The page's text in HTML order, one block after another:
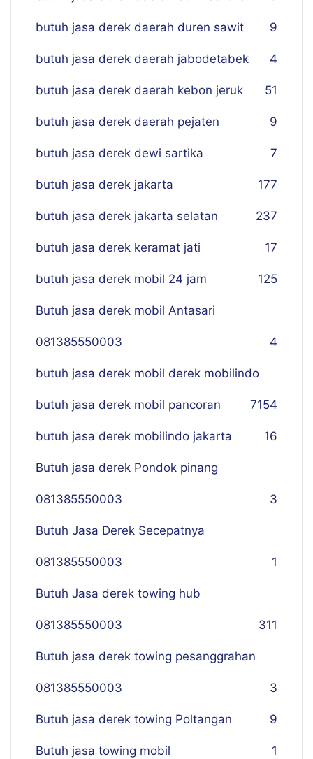
butuh jasa derek daerah duren sawit 9
butuh jasa derek daerah jabodetabek 4
butuh jasa derek daerah kebon jeruk 51
butuh jasa derek daerah pejaten 9
butuh jasa derek dewi sartika 7
butuh jasa derek jakarta 177
butuh jasa derek jakarta selatan 237
butuh jasa derek keramat jati 17
butuh jasa derek mobil 24 jam 125
Butuh jasa derek mobil Antasari
081385550003 4
butuh jasa derek mobil derek mobilindo
154
butuh jasa derek mobil pancoran 7
butuh jasa derek mobilindo jakarta 16
Butuh jasa derek Pondok pinang
081385550003 3
Butuh Jasa Derek Secepatnya
081385550003 1
Butuh Jasa derek towing hub
081385550003 311
Butuh jasa derek towing pesanggrahan
081385550003 3
Butuh jasa derek towing Poltangan 9
Butuh jasa towing mobil 1